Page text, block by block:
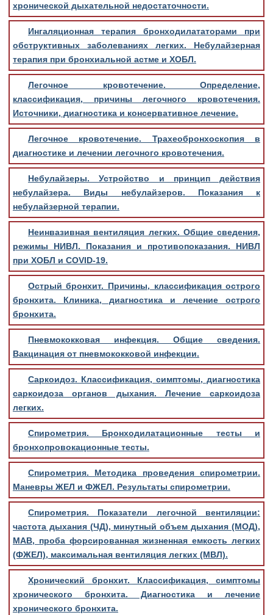
хронической дыхательной недостаточности.
Ингаляционная терапия бронходилататорами при
обструктивных заболеваниях легких. Небулайзерная
терапия при бронхиальной астме и ХОБЛ.
Легочное кровотечение. Определение,
классификация, причины легочного кровотечения.
Источники, диагностика и консервативное лечение.
Легочное кровотечение. Трахеобронхоскопия в
диагностике и лечении легочного кровотечения.
Небулайзеры. Устройство и принцип действия
небулайзера. Виды небулайзеров. Показания к
небулайзерной терапии.
Неинвазивная вентиляция легких. Общие сведения,
режимы НИВЛ. Показания и противопоказания. НИВЛ
при ХОБЛ и COVID-19.
Острый бронхит. Причины, классификация острого
бронхита. Клиника, диагностика и лечение острого
бронхита.
Пневмококковая инфекция. Общие сведения.
Вакцинация от пневмококковой инфекции.
Саркоидоз. Классификация, симптомы, диагностика
саркоидоза органов дыхания. Лечение саркоидоза
легких.
Спирометрия. Бронходилатационные тесты и
бронхопровокационные тесты.
Спирометрия. Методика проведения спирометрии.
Маневры ЖЕЛ и ФЖЕЛ. Результаты спирометрии.
Спирометрия. Показатели легочной вентиляции:
частота дыхания (ЧД), минутный объем дыхания (МОД),
МАВ, проба форсированная жизненная емкость легких
(ФЖЕЛ), максимальная вентиляция легких (МВЛ).
Хронический бронхит. Классификация, симптомы
хронического бронхита. Диагностика и лечение
хронического бронхита.